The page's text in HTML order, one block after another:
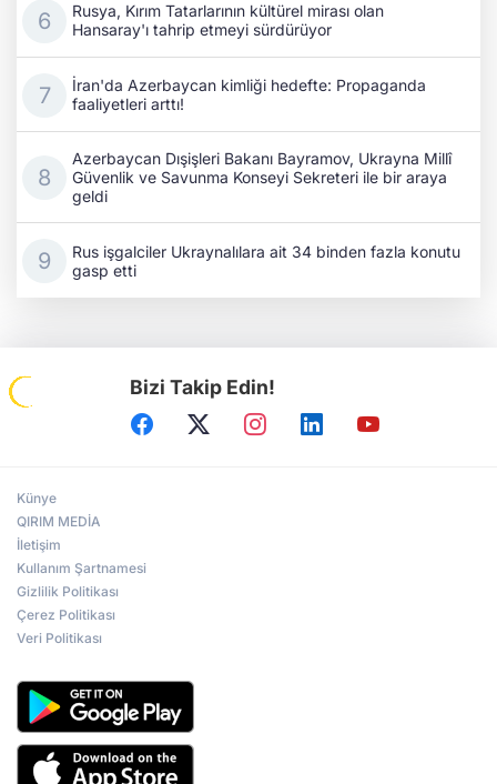
Rusya, Kırım Tatarlarının kültürel mirası olan
Hansaray'ı tahrip etmeyi sürdürüyor
İran'da Azerbaycan kimliği hedefte: Propaganda
faaliyetleri arttı!
Azerbaycan Dışişleri Bakanı Bayramov, Ukrayna Millî
Güvenlik ve Savunma Konseyi Sekreteri ile bir araya
geldi
Rus işgalciler Ukraynalılara ait 34 binden fazla konutu
gasp etti
Bizi Takip Edin!
Künye
QIRIM MEDİA
İletişim
Kullanım Şartnamesi
Gizlilik Politikası
Çerez Politikası
Veri Politikası